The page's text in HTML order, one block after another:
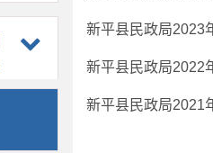
新平县民政局2023
新平县民政局2022
新平县民政局2021